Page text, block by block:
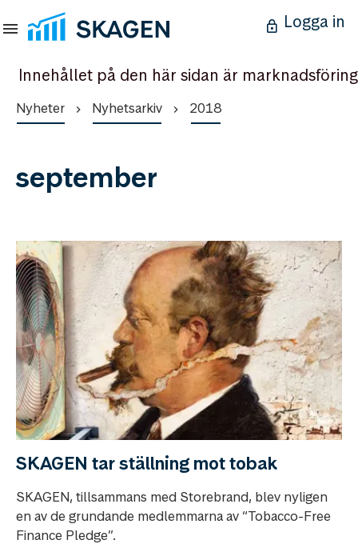
Logga in
Innehållet på den här sidan är marknadsföring
Nyheter Nyhetsarkiv 2018
september
SKAGEN tar ställning mot tobak
SKAGEN, tillsammans med Storebrand, blev nyligen
en av de grundande medlemmarna av “Tobacco-Free
Finance Pledge”.